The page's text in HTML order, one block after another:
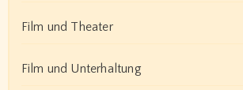
Film und Theater
Film und Unterhaltung